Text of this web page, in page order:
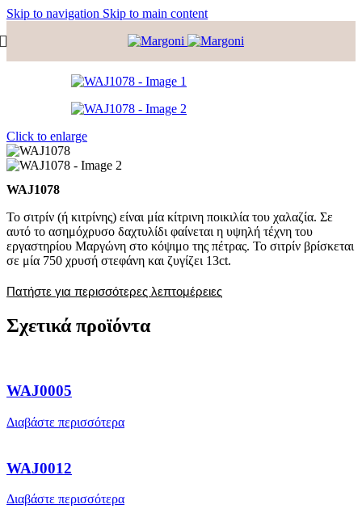
Skip to navigation Skip to main content
Click to enlarge
WAJ1078
To σιτρίν (ή κιτρίνης) είναι μία κίτρινη ποικιλία του χαλαζία. Σε
αυτό το ασημόχρυσο δαχτυλίδι φαίνεται η υψηλή τέχνη του
εργαστηρίου Μαργώνη στο κόψιμο της πέτρας. Το σιτρίν βρίσκεται
σε μία 750 χρυσή στεφάνη και ζυγίζει 13ct.
Πατήστε για περισσότερες λεπτομέρειες
Σχετικά προϊόντα
WAJ0005
Διαβάστε περισσότερα
WAJ0012
Διαβάστε περισσότερα